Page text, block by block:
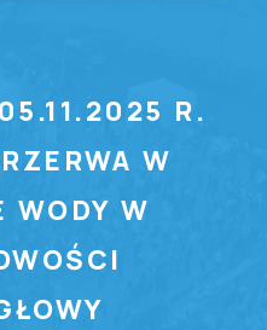
R.
W
WODY W